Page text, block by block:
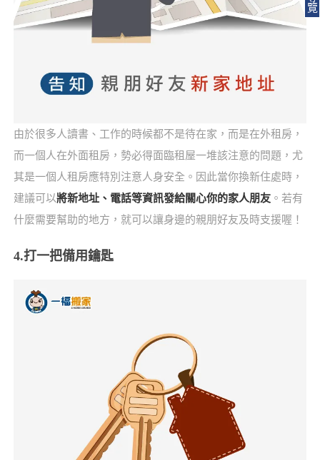
由於很多人讀書、工作的時候都不是待在家，而是在外租房，
而一個人在外面租房，勢必得面臨租屋一堆該注意的問題，尤
其是一個人租房應特別注意人身安全。因此當你換新住處時，
建議可以將新地址、電話等資訊發給關心你的家人朋友。若有
什麼需要幫助的地方，就可以讓身邊的親朋好友及時支援喔！
4.打一把備用鑰匙
覽